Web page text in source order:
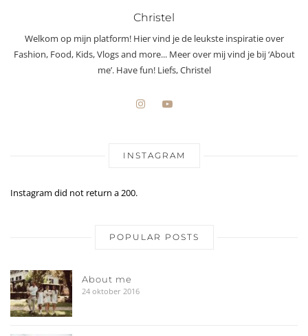
Christel
Welkom op mijn platform! Hier vind je de leukste inspiratie over
Fashion, Food, Kids, Vlogs and more... Meer over mij vind je bij ‘About
me’. Have fun! Liefs, Christel
INSTAGRAM
Instagram did not return a 200.
POPULAR POSTS
About me
24 oktober 2016